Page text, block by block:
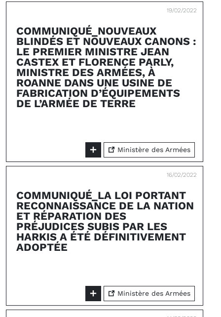
19/02/2022
COMMUNIQUÉ_NOUVEAUX
BLINDÉS ET NOUVEAUX CANONS :
LE PREMIER MINISTRE JEAN
CASTEX ET FLORENCE PARLY,
MINISTRE DES ARMÉES, À
ROANNE DANS UNE USINE DE
FABRICATION D’ÉQUIPEMENTS
DE L’ARMÉE DE TERRE
Ministère des Armées
16/02/2022
COMMUNIQUÉ_LA LOI PORTANT
RECONNAISSANCE DE LA NATION
ET RÉPARATION DES
PRÉJUDICES SUBIS PAR LES
HARKIS A ÉTÉ DÉFINITIVEMENT
ADOPTÉE
Ministère des Armées